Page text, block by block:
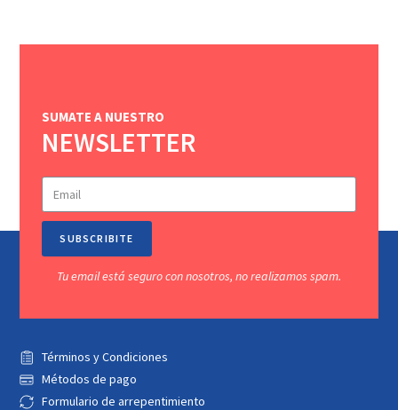
SUMATE A NUESTRO
NEWSLETTER
SUBSCRIBITE
Tu email está seguro con nosotros, no realizamos spam.
Términos y Condiciones
Métodos de pago
Formulario de arrepentimiento